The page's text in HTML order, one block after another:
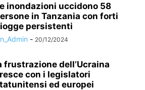
inondazioni uccidono 58
in Tanzania con forti
persistenti
- 20/12/2024
frustrazione dell’Ucraina
con i legislatori
ed europei